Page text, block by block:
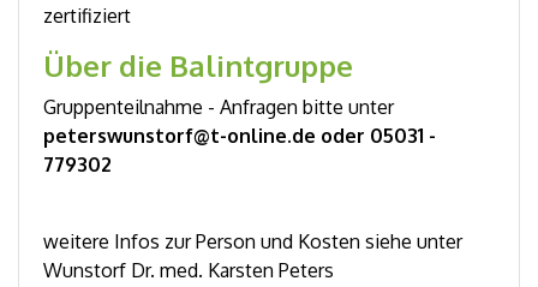
zertifiziert
Über die Balintgruppe
Gruppenteilnahme - Anfragen bitte unter
peterswunstorf@t-online.de oder 05031 -
779302
weitere Infos zur Person und Kosten siehe unter
Wunstorf Dr. med. Karsten Peters